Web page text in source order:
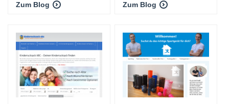
Zum Blog Zum Blog